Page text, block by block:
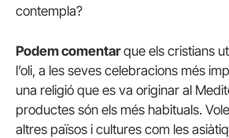
contempla?
Podem comentarque els cristians
l’oli, a les seves celebracions més
una religió que es va originar al
productes són els més habituals.
altres països i cultures com les